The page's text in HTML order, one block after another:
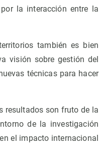
la interacción entre la
también es bien
visión sobre gestión del
técnicas para hacer
resultados son fruto de la
de la investigación
el impacto internacional